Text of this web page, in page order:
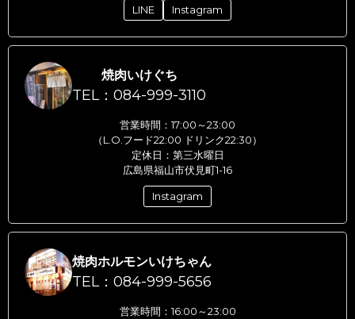
LINE Instagram
焼肉いけぐち
TEL：084-999-3110
営業時間：17:00～23:00
（L.O.フード22:00 ドリンク22:30）
定休日：第三水曜日
広島県福山市伏見町1-16
Instagram
焼肉ホルモンいけちゃん
TEL：084-999-5656
営業時間：16:00～23:00